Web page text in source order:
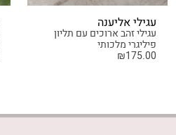
עגילי אליענה
עגילי זהב ארוכים עם תליון
פיליגרי מלכותי
₪175.00